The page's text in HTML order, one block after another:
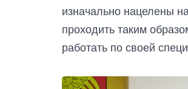
изначально нацелены
проходить таким
работать по своей